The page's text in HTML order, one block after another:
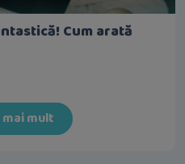
Cum arată
mult